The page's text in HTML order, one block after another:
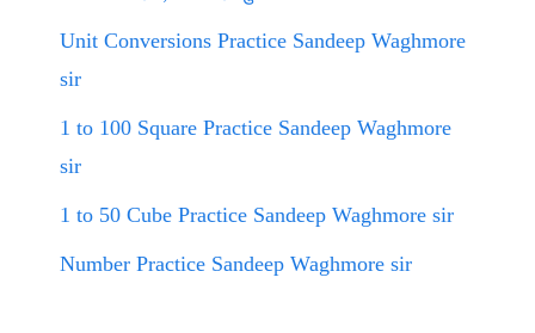
Unit Conversions Practice Sandeep Waghmore
sir
1 to 100 Square Practice Sandeep Waghmore
sir
1 to 50 Cube Practice Sandeep Waghmore sir
Number Practice Sandeep Waghmore sir